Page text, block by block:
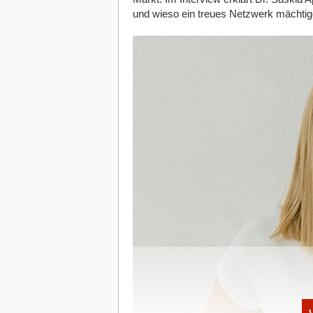
Herausfordernd, aber erfüllend. Ich
besonders während der
gezwungen, unser gesamtes
Welche Bedeutung hat die
können sich Mittelständler von
Digitalisierung ist kein Nice-to-have
Wettbewerbsfähigkeit. Der Mittelstand
Prozesse radikal neu zu denken –
Emrullah Görsoy, Danke für die
Hat Ihnen der Artikel gefallen?
Dann melden Sie sich kostenlos für
an, um exklusive Inhalte zu
und wieso ein treues Netzwerk